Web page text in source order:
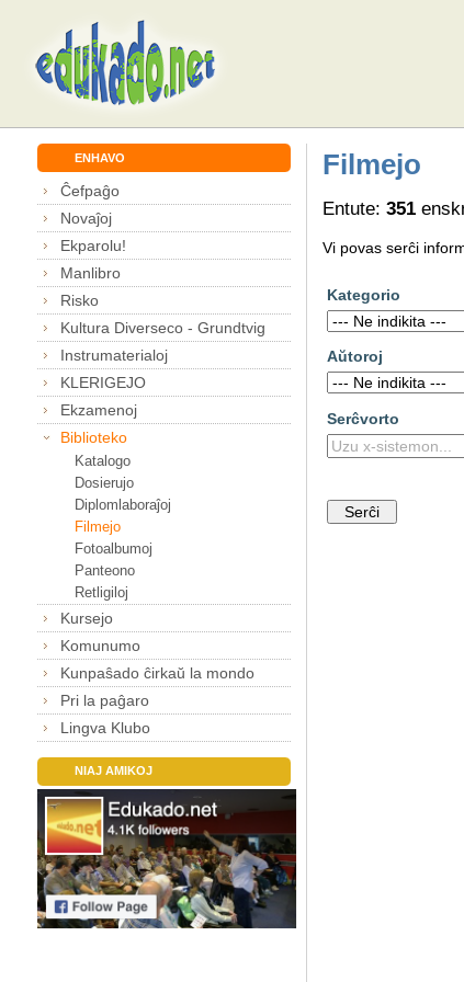
ENHAVO
Ĉefpaĝo
Novaĵoj
Ekparolu!
Manlibro
Risko
Kultura Diverseco - Grundtvig
Instrumaterialoj
KLERIGEJO
Ekzamenoj
Biblioteko
Katalogo
Dosierujo
Diplomlaboraĵoj
Filmejo
Fotoalbumoj
Panteono
Retligiloj
Kursejo
Komunumo
Kunpaŝado ĉirkaŭ la mondo
Pri la paĝaro
Lingva Klubo
NIAJ AMIKOJ
Filmejo
Entute: 351
Vi povas serĉi
Kategorio
Aŭtoroj
Serĉvorto